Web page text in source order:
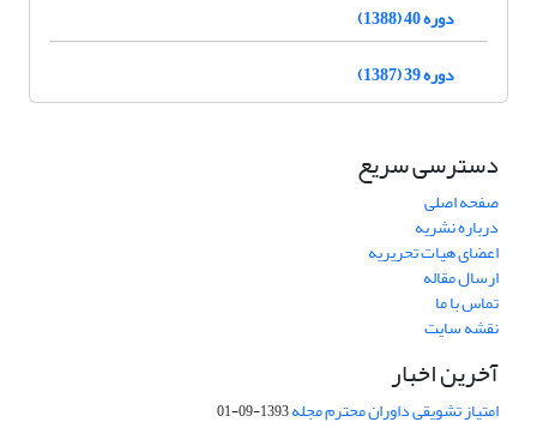
دوره 40 (1388)
دوره 39 (1387)
دسترسی سریع
صفحه اصلی
درباره نشریه
اعضای هیات تحریریه
ارسال مقاله
تماس با ما
نقشه سایت
آخرین اخبار
امتیاز تشویقی داوران محترم مجله1393-09-01